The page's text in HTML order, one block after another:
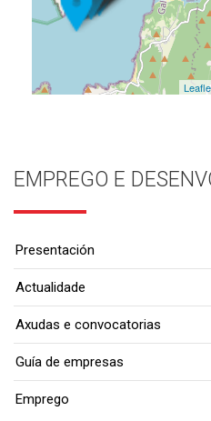
EMPREGO E
Presentación
Actualidade
Axudas e convocatorias
Guía de empresas
Emprego